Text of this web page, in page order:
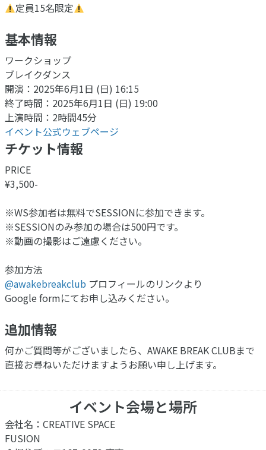
定員15名限定
基本情報
ワークショップ
ブレイクダンス
開演：2025年6月1日 (日) 16:15
終了時間：2025年6月1日 (日) 19:00
上演時間：2時間45分
イベント公式ウェブページ
チケット情報
PRICE
¥3,500-
※WS参加者は無料でSESSIONに参加できます。
※SESSIONのみ参加の場合は500円です。
※動画の撮影はご遠慮ください。
参加方法
@awakebreakclub プロフィールのリンクより
Google formにてお申し込みください。
追加情報
何かご質問等がございましたら、AWAKE BREAK CLUBまで
直接お尋ねいただけますようお願い申し上げます。
イベント会場と場所
会社名：CREATIVE SPACE
FUSION